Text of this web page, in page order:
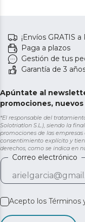
¡Envíos GRATIS
Paga a plazos
Gestión de tus
Garantía de 3
Apúntate al
promociones,
*El responsable del
Solotriatlon S.L.), siendo la
promociones de las
consentimiento explícito y
derechos, como se indica en
Correo electrónico
Acepto los Términos